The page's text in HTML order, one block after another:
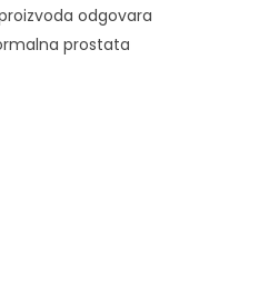
odgovara
prostata